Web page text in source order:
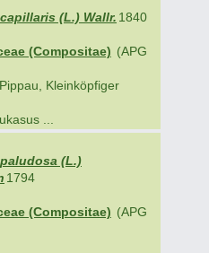
(L.) Wallr. 1840
(Compositae) (APG
Kleinköpfiger
...
(L.)
1794
(Compositae) (APG